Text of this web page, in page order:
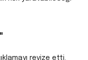
revize etti.